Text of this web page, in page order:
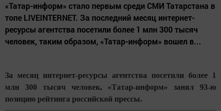
«Татар-информ» стало первым среди СМИ Татарстана в
топе LIVEINTERNET. За последний месяц интернет-
ресурсы агентства посетили более 1 млн 300 тысяч
человек, таким образом, «Татар-информ» вошел в...
За месяц интернет-ресурсы агентства посетили более 1
млн 300 тысяч человек, «Татар-информ» занял 93-ю
позицию рейтинга российской прессы.